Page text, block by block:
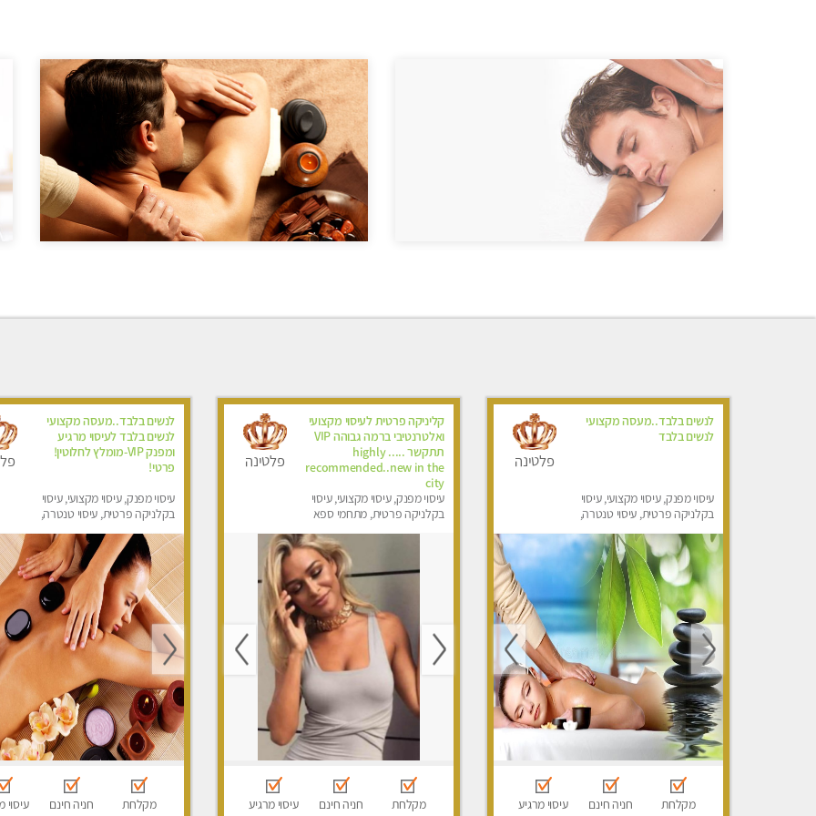
לנשים בלבד..מעסה מקצועי
לנשים בלבד
עיסוי מפנק, עיסוי מקצועי, עיסוי
בקלניקה פרטית, עיסוי טנטרה,
בלבד
פלטינה
מקלחת חניה חינם עיסוי מרגיע
קליניקה פרטית לעיסוי מקצועי
ואלטרנטיבי ברמה גבוהה VIP
תתקשר ..... highly
recommended..new in the
city
עיסוי מפנק, עיסוי מקצועי, עיסוי
בקלניקה פרטית, מתחמי ספא
הבית, עיסוי טנטרה, עיסוי מגבר
לגבר, עיסוי מגבר לאישה
פלטינה
מקלחת חניה חינם עיסוי מרגיע
לנשים בלבד..מעסה מקצועי
לנשים בלבד לעיסוי מרגיע
ומפנק VIP-מומלץ לחלוטין!
פרטי! ​​​​​​
עיסוי מפנק, עיסוי מקצועי, עיסוי
בקלניקה פרטית, עיסוי טנטרה,
בלבד
מקלחת חניה חינם עיסוי